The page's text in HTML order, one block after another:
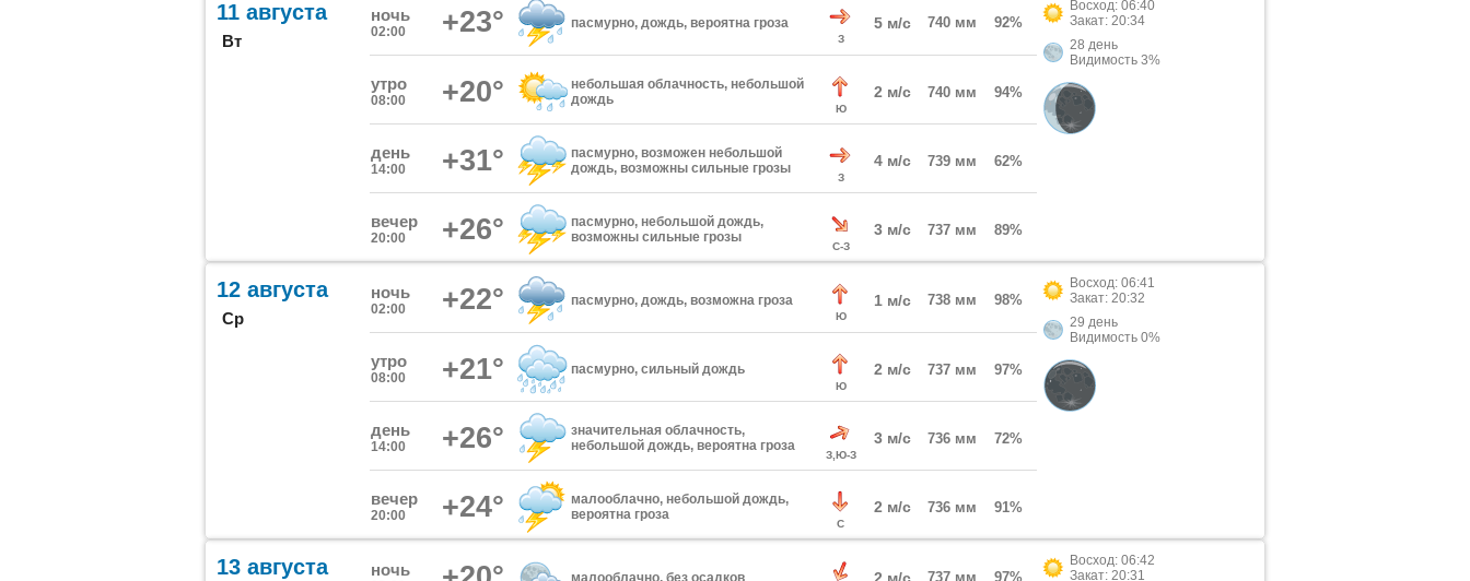
11 августа
Вт
ночь
02:00 +23° пасмурно, дождь, вероятна гроза
З
5 м/с 740 мм 92%
утро
08:00 +20°
небольшая облачность, небольшой
дождь
Ю
2 м/с 740 мм 94%
день
14:00 +31°
пасмурно, возможен небольшой
дождь, возможны сильные грозы
З
4 м/с 739 мм 62%
вечер
20:00 +26°
пасмурно, небольшой дождь,
возможны сильные грозы
С-З
3 м/с 737 мм 89%
Восход: 06:40
Закат: 20:34
28 день
Видимость 3%
12 августа
Ср
ночь
02:00 +22° пасмурно, дождь, возможна гроза
Ю
1 м/с 738 мм 98%
утро
08:00 +21° пасмурно, сильный дождь
Ю
2 м/с 737 мм 97%
день
14:00 +26°
значительная облачность,
небольшой дождь, вероятна гроза
З,Ю-З
3 м/с 736 мм 72%
вечер
20:00 +24°
малооблачно, небольшой дождь,
вероятна гроза
С
2 м/с 736 мм 91%
Восход: 06:41
Закат: 20:32
29 день
Видимость 0%
13 августа ночь малооблачно, без осадков 737 мм 97%
Восход: 06:42
Закат: 20:31